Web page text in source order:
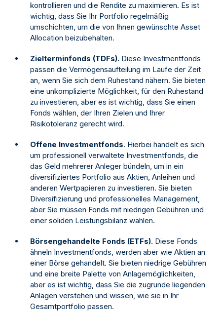
kontrollieren und die Rendite zu maximieren. Es ist
wichtig, dass Sie Ihr Portfolio regelmäßig
umschichten, um die von Ihnen gewünschte Asset
Allocation beizubehalten.
Zielterminfonds (TDFs). Diese Investmentfonds
passen die Vermögensaufteilung im Laufe der Zeit
an, wenn Sie sich dem Ruhestand nähern. Sie bieten
eine unkomplizierte Möglichkeit, für den Ruhestand
zu investieren, aber es ist wichtig, dass Sie einen
Fonds wählen, der Ihren Zielen und Ihrer
Risikotoleranz gerecht wird.
Offene Investmentfonds. Hierbei handelt es sich
um professionell verwaltete Investmentfonds, die
das Geld mehrerer Anleger bündeln, um in ein
diversifiziertes Portfolio aus Aktien, Anleihen und
anderen Wertpapieren zu investieren. Sie bieten
Diversifizierung und professionelles Management,
aber Sie müssen Fonds mit niedrigen Gebühren und
einer soliden Leistungsbilanz wählen.
Börsengehandelte Fonds (ETFs). Diese Fonds
ähneln Investmentfonds, werden aber wie Aktien an
einer Börse gehandelt. Sie bieten niedrige Gebühren
und eine breite Palette von Anlagemöglichkeiten,
aber es ist wichtig, dass Sie die zugrunde liegenden
Anlagen verstehen und wissen, wie sie in Ihr
Gesamtportfolio passen.